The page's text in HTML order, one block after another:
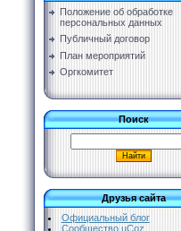
Положение об обработке
персональных данных
Публичный договор
План мероприятий
Оргкомитет
Поиск
Друзья сайта
Официальный блог
Сообщество uCoz